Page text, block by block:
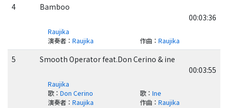
4
Bamboo
00:03:36
Raujika
演奏者： Raujika 作曲： Raujika
5
Smooth Operator feat.Don Cerino & ine
00:03:55
Raujika
歌： Don Cerino 歌： Ine
演奏者： Raujika 作曲： Raujika